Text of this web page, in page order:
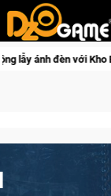
với Kho Báu Hoàng